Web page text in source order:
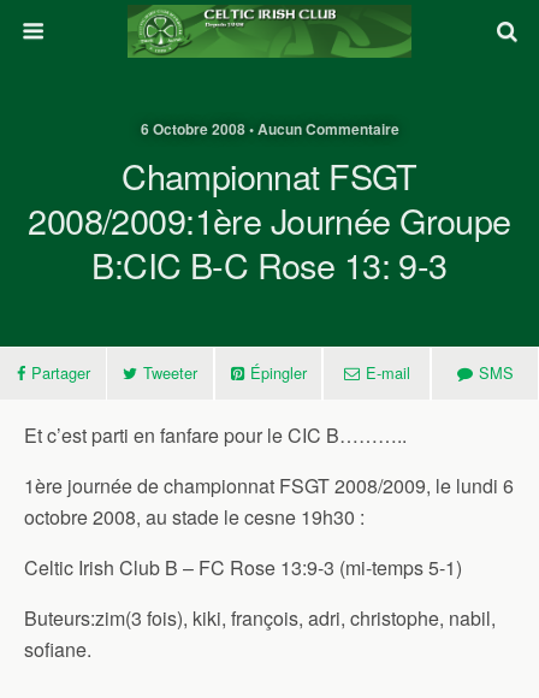
6 Octobre 2008 • Aucun Commentaire
Championnat FSGT
2008/2009:1ère Journée Groupe
B:CIC B-C Rose 13: 9-3
Partager Tweeter Épingler E-mail SMS
Et c’est parti en fanfare pour le CIC B………..
1ère journée de championnat FSGT 2008/2009, le lundi 6
octobre 2008, au stade le cesne 19h30 :
Celtic Irish Club B – FC Rose 13:9-3 (mi-temps 5-1)
Buteurs:zim(3 fois), kiki, françois, adri, christophe, nabil,
sofiane.